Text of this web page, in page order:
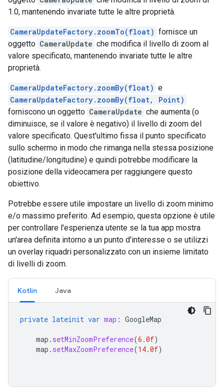
1.0, mantenendo invariate tutte le altre proprietà.
CameraUpdateFactory.zoomTo(float) fornisce un
oggetto CameraUpdate che modifica il livello di zoom al
valore specificato, mantenendo invariate tutte le altre
proprietà.
CameraUpdateFactory.zoomBy(float) e
CameraUpdateFactory.zoomBy(float, Point)
forniscono un oggetto CameraUpdate che aumenta (o
diminuisce, se il valore è negativo) il livello di zoom del
valore specificato. Quest'ultimo fissa il punto specificato
sullo schermo in modo che rimanga nella stessa posizione
(latitudine/longitudine) e quindi potrebbe modificare la
posizione della videocamera per raggiungere questo
obiettivo.
Potrebbe essere utile impostare un livello di zoom minimo
e/o massimo preferito. Ad esempio, questa opzione è utile
per controllare l'esperienza utente se la tua app mostra
un'area definita intorno a un punto d'interesse o se utilizzi
un overlay riquadri personalizzato con un insieme limitato
di livelli di zoom.
Kotlin Java
private lateinit var map : GoogleMap
map . setMinZoomPreference(6.0f)
map . setMaxZoomPreference(14.0f)